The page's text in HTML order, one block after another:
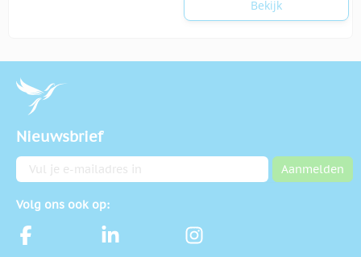
Bekijk
Nieuwsbrief
E-mailadres Aanmelden
Volg ons ook op: